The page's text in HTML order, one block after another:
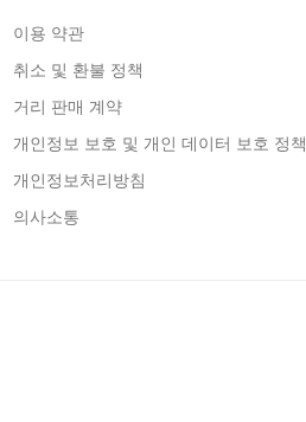
이용 약관
취소 및 환불 정책
거리 판매 계약
개인정보 보호 및 개인 데이터 보호 정책
개인정보처리방침
의사소통